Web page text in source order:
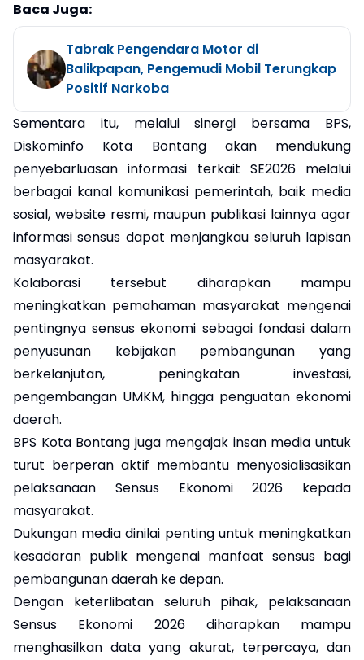
Baca Juga:
Tabrak Pengendara Motor di
Balikpapan, Pengemudi Mobil Terungkap
Positif Narkoba
Sementara itu, melalui sinergi bersama BPS,
Diskominfo Kota Bontang akan mendukung
penyebarluasan informasi terkait SE2026 melalui
berbagai kanal komunikasi pemerintah, baik media
sosial, website resmi, maupun publikasi lainnya agar
informasi sensus dapat menjangkau seluruh lapisan
masyarakat.
Kolaborasi tersebut diharapkan mampu
meningkatkan pemahaman masyarakat mengenai
pentingnya sensus ekonomi sebagai fondasi dalam
penyusunan kebijakan pembangunan yang
berkelanjutan, peningkatan investasi,
pengembangan UMKM, hingga penguatan ekonomi
daerah.
BPS Kota Bontang juga mengajak insan media untuk
turut berperan aktif membantu menyosialisasikan
pelaksanaan Sensus Ekonomi 2026 kepada
masyarakat.
Dukungan media dinilai penting untuk meningkatkan
kesadaran publik mengenai manfaat sensus bagi
pembangunan daerah ke depan.
Dengan keterlibatan seluruh pihak, pelaksanaan
Sensus Ekonomi 2026 diharapkan mampu
menghasilkan data yang akurat, terpercaya, dan